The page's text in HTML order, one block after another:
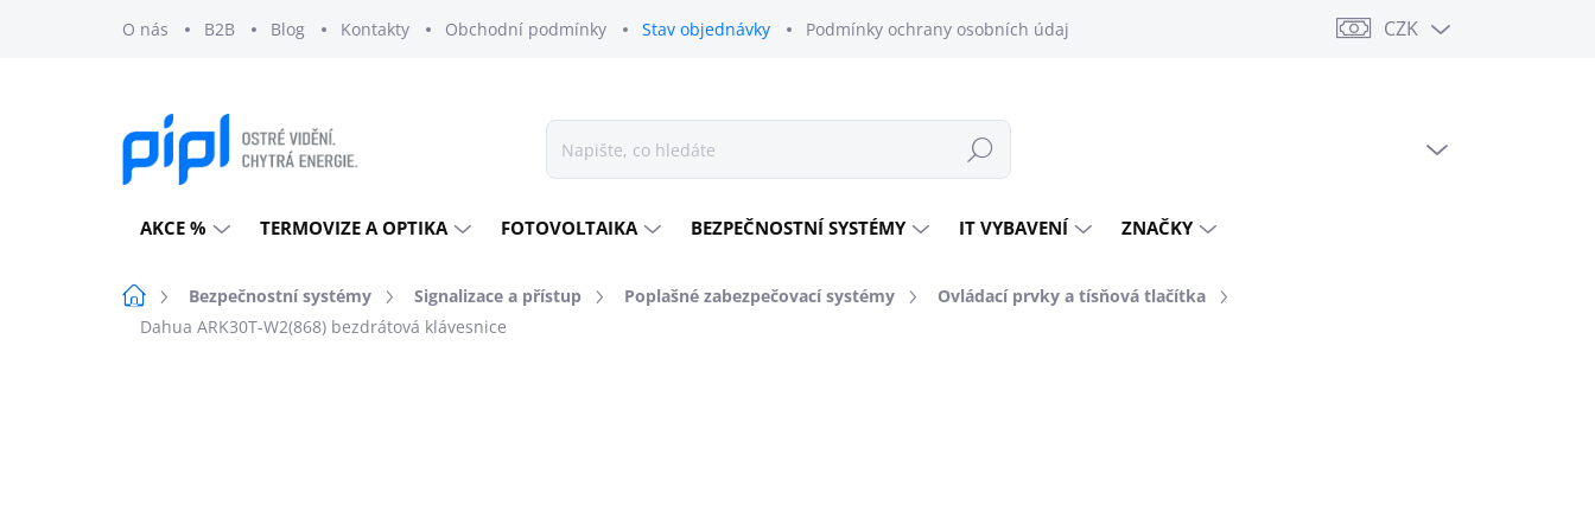
O nás B2B Blog Kontakty Obchodní podmínky Stav objednávky Podmínky ochrany osobních údajů CZK
Hledat
AKCE % TERMOVIZE A OPTIKA FOTOVOLTAIKA BEZPEČNOSTNÍ SYSTÉMY IT VYBAVENÍ ZNAČKY
DomůBezpečnostní systémy Signalizace a přístup Poplašné zabezpečovací systémy
Ovládací prvky a tísňová tlačítka
Dahua ARK30T-W2(868) bezdrátová klávesnice